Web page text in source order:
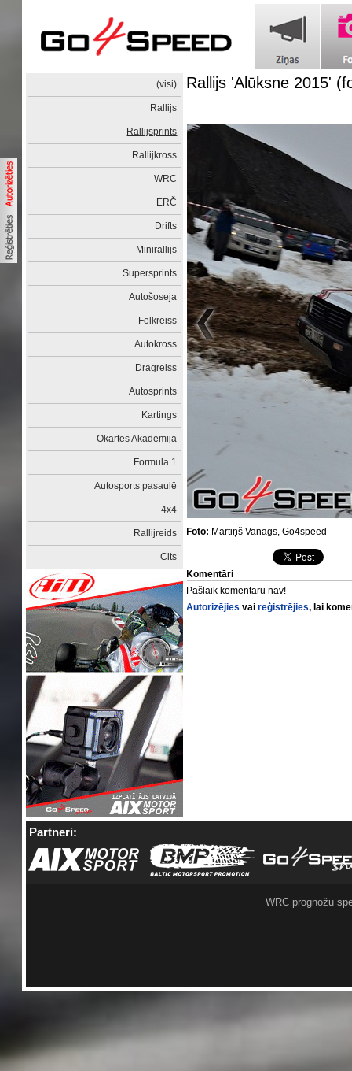
(visi)
Rallijs
Rallijsprints
Rallijkross
WRC
ERČ
Drifts
Minirallijs
Supersprints
Autošoseja
Folkreiss
Autokross
Dragreiss
Autosprints
Kartings
Okartes Akadēmija
Formula 1
Autosports pasaulē
4x4
Rallijreids
Cits
Rallijs 'Alūksne 2015'
Foto: Mārtiņš Vanags, Go4speed
Komentāri
Pašlaik komentāru nav!
Autorizējies vaireģistrējies, lai
Partneri:
WRC prognožu